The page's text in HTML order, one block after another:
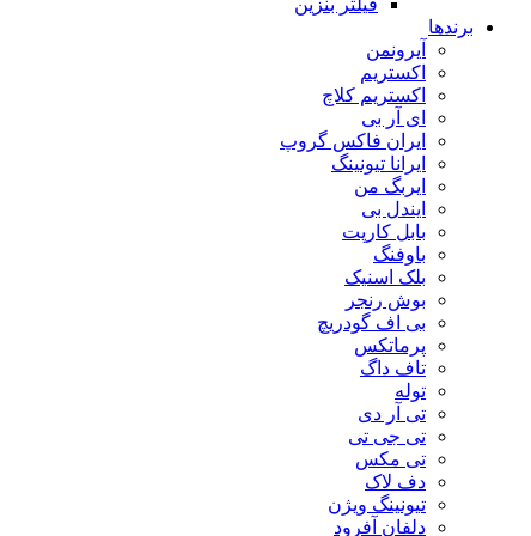
فیلتر بنزین
برندها
آیرونمن
اکستریم
اکستریم کلاچ
ای آر بی
ایران فاکس گروپ
ایرانا تیونینگ
ایربگ من
ایندل بی
بابل کارپت
باوفنگ
بلک اسنیک
بوش رنجر
بی اف گودریچ
پرماتکس
تاف داگ
توله
تی آر دی
تی جی تی
تی مکس
دف لاک
تیونینگ ویژن
دلفان آفرود